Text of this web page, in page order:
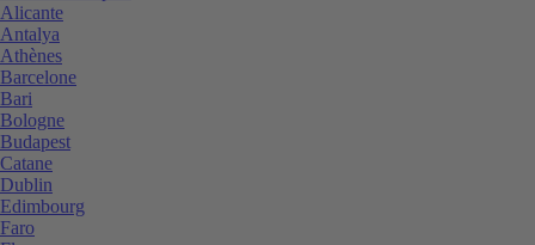
Alicante
Antalya
Athènes
Barcelone
Bari
Bologne
Budapest
Catane
Dublin
Edimbourg
Faro